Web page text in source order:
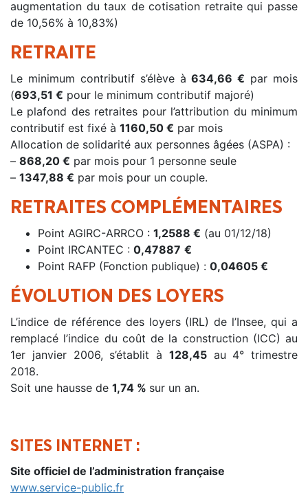
augmentation du taux de cotisation retraite qui passe
de 10,56% à 10,83%)
RETRAITE
Le minimum contributif s’élève à634,66 € par mois
(693,51 € pour le minimum contributif majoré)
Le plafond des retraites pour l’attribution du minimum
contributif est fixé à 1160,50 € par mois
Allocation de solidarité aux personnes âgées (ASPA) :
– 868,20 € par mois pour 1 personne seule
– 1347,88 € par mois pour un couple.
RETRAITES COMPLÉMENTAIRES
Point AGIRC-ARRCO : 1,2588 € (au 01/12/18)
Point IRCANTEC : 0,47887 €
Point RAFP (Fonction publique) : 0,04605 €
ÉVOLUTION DES LOYERS
L’indice de référence des loyers (IRL) de l’Insee, qui a
remplacé l’indice du coût de la construction (ICC) au
1er janvier 2006, s’établit à 128,45au 4° trimestre
2018.
Soit une hausse de 1,74 % sur un an.
SITES INTERNET :
Site officiel de l’administration française
www.service-public.fr